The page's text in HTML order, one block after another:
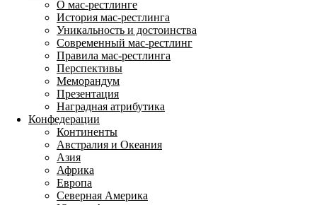
О мас-рестлинге
История мас-рестлинга
Уникальность и достоинства
Современный мас-рестлинг
Правила мас-рестлинга
Перспективы
Меморандум
Презентация
Наградная атрибутика
Конфедерации
Континенты
Австралия и Океания
Азия
Африка
Европа
Северная Америка